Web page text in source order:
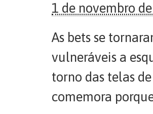
1 de novembro
As bets se
vulneráveis a
torno das telas
comemora